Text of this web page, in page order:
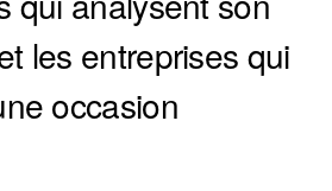
les entreprises qui
occasion